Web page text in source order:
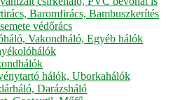
Baromfirács, Bambuszkerítés
védőrács
Vakondháló, Egyéb hálók
hálók, Uborkahálók
Darázsháló